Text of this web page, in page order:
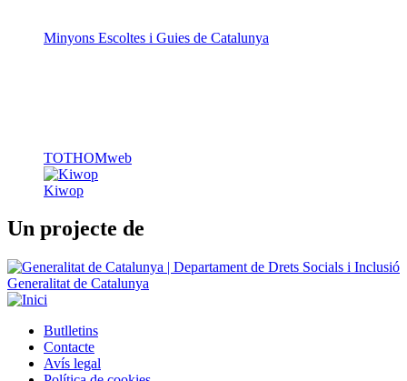
Generalitat de Catalunya
Peu
Butlletins
Contacte
Avís legal
Política de cookies
Mapa web
Declaració d'accessibilitat